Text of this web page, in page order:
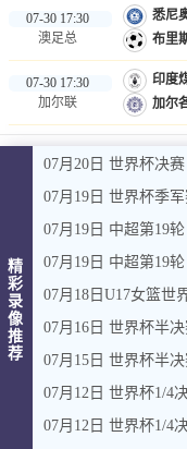
07-30 17:30
澳足总
悉尼
布里
07-30 17:30
加尔联
印度
加尔
精
彩
录
像
推
荐
07月20日 世界杯决
07月19日 世界杯季
07月19日 中超第19
07月19日 中超第19
07月16日 世界杯半
07月15日 世界杯半
07月12日 世界杯1/4
07月12日 世界杯1/4